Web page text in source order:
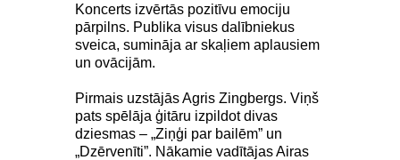
Koncerts izvērtās pozitīvu emociju
pārpilns. Publika visus dalībniekus
sveica, sumināja ar skaļiem aplausiem
un ovācijām.
Pirmais uzstājās Agris Zingbergs. Viņš
pats spēlāja ģitāru izpildot divas
dziesmas – „Ziņģi par bailēm” un
„Dzērvenīti”. Nākamie vadītājas Airas